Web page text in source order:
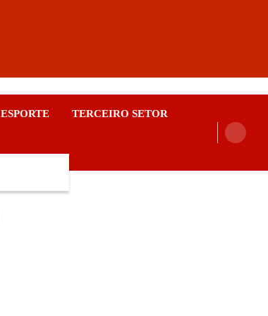
ESPORTE TERCEIRO SETOR